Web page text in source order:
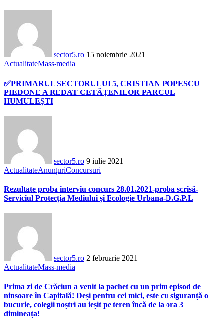
sector5.ro 15 noiembrie 2021
ActualitateMass-media
✅PRIMARUL SECTORULUI 5, CRISTIAN POPESCU
PIEDONE A REDAT CETĂȚENILOR PARCUL
HUMULEȘTI
sector5.ro 9 iulie 2021
ActualitateAnunțuriConcursuri
Rezultate proba interviu concurs 28.01.2021-proba scrisă-
Serviciul Protecția Mediului și Ecologie Urbana-D.G.P.L
sector5.ro 2 februarie 2021
ActualitateMass-media
Prima zi de Crăciun a venit la pachet cu un prim episod de
ninsoare în Capitală! Deși pentru cei mici, este cu siguranță o
bucurie, colegii noștri au ieșit pe teren încă de la ora 3
dimineața!